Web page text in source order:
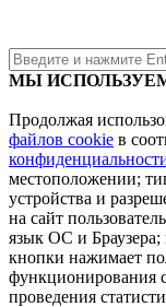
МЫ ИСПОЛЬЗУЕМ
Продолжая
файлов cookie в
местоположении;
устройства и
на сайт
язык ОС и Браузера;
кнопки нажимает
функционирования
проведения